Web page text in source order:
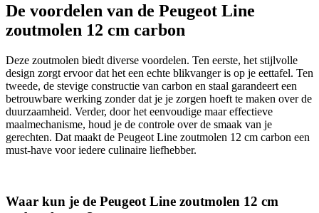
De voordelen van de Peugeot Line
zoutmolen 12 cm carbon
Deze zoutmolen biedt diverse voordelen. Ten eerste, het stijlvolle
design zorgt ervoor dat het een echte blikvanger is op je eettafel. Ten
tweede, de stevige constructie van carbon en staal garandeert een
betrouwbare werking zonder dat je je zorgen hoeft te maken over de
duurzaamheid. Verder, door het eenvoudige maar effectieve
maalmechanisme, houd je de controle over de smaak van je
gerechten. Dat maakt de Peugeot Line zoutmolen 12 cm carbon een
must-have voor iedere culinaire liefhebber.
Waar kun je de Peugeot Line zoutmolen 12 cm